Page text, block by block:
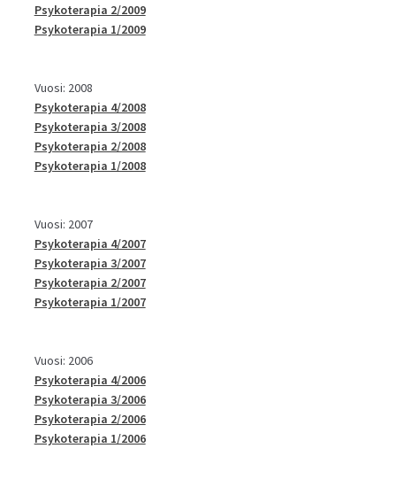
Psykoterapia 2/2009
Psykoterapia 1/2009
Vuosi: 2008
Psykoterapia 4/2008
Psykoterapia 3/2008
Psykoterapia 2/2008
Psykoterapia 1/2008
Vuosi: 2007
Psykoterapia 4/2007
Psykoterapia 3/2007
Psykoterapia 2/2007
Psykoterapia 1/2007
Vuosi: 2006
Psykoterapia 4/2006
Psykoterapia 3/2006
Psykoterapia 2/2006
Psykoterapia 1/2006